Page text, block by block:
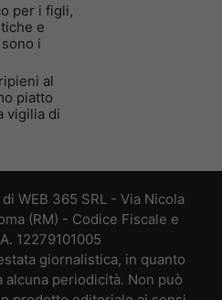
per i figli,
e
i
al
piatto
vigilia di
WEB 365 SRL - Via Nicola
(RM) - Codice Fiscale e
12279101005
giornalistica, in quanto
alcuna periodicità. Non può